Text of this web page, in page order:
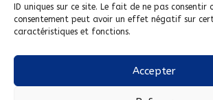
ID uniques sur ce site. Le fait de ne pas consentir
consentement peut avoir un effet négatif sur
caractéristiques et fonctions.
Accepter
Conditions générales de vente
Politique de confidentialité